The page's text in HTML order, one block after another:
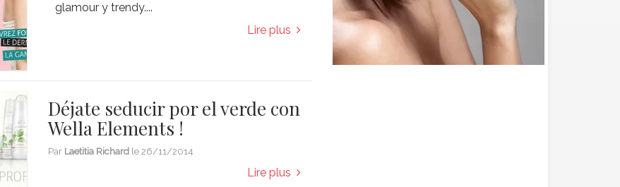
glamour y trendy....
Lire plus
Déjate seducir por el verde con
Wella Elements !
Par Laetitia Richard le 26/11/2014
Lire plus